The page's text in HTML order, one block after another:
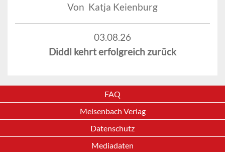
Von Katja Keienburg
03.08.26
Diddl kehrt erfolgreich zurück
FAQ
Meisenbach Verlag
Datenschutz
Mediadaten